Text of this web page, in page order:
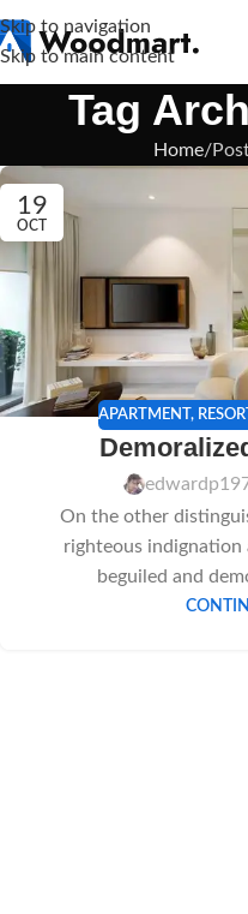
Skip to navigation
Skip to main content
Tag
Home
19
OCT
APARTMENT,
On the other
righteous indignation
beguiled and